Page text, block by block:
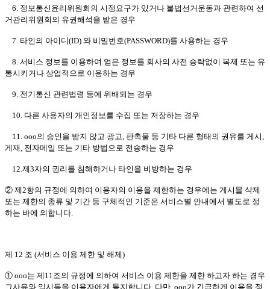
6. 정보통신윤리위원회의 시정요구가 있거나 불법선거운동과 관련하여 선
거관리위원회의 유권해석을 받은 경우
7. 타인의 아이디(ID) 와 비밀번호(PASSWORD)를 사용하는 경우
8. 서비스 정보를 이용하여 얻은 정보를 회사의 사전 승락없이 복제 또는 유
통시키거나 상업적으로 이용하는 경우
9. 전기통신 관련법령 등에 위배되는 경우
10. 다른 사용자의 개인정보를 수집 또는 저장하는 경우
11. ooo의 승인을 받지 않고 광고, 판촉물 등 기타 다른 형태의 권유를 게시,
게재, 전자메일 또는 기타 방법으로 전송하는 경우
12.제3자의 권리를 침해하거나 타인을 비방하는 경우
② 제2항의 규정에 의하여 이용자의 이용을 제한하는 경우에는 게시물 삭제
또는 제한의 종류 및 기간 등 구체적인 기준은 서비스별 안내에서 별도로 정
하는 바에 의합니다.
제 12 조 (서비스 이용 제한 및 해제)
① ooo는 제11조의 규정에 의하여 서비스 이용 제한을 제한 하고자 하는 경우
그사유와 일시등을 이용자에게 통지합니다. 다만, ooo가 긴급하게 이용을 정